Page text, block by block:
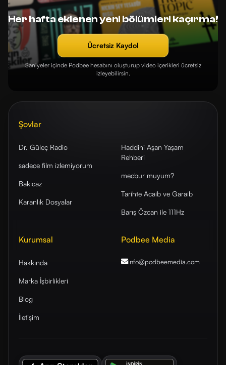
Her hafta eklenen yeni bölümleri kaçırma!
Ücretsiz Kaydol
Saniyeler içinde Podbee hesabını oluşturup video içerikleri ücretsiz
izleyebilirsin.
Şovlar
Dr. Güleç Radio
sadece film izlemiyorum
Bakıcaz
Karanlık Dosyalar
Haddini Aşan Yaşam
Rehberi
mecbur muyum?
Tarihte Acaib ve Garaib
Barış Özcan ile 111Hz
Kurumsal
Hakkında
Marka İşbirlikleri
Blog
İletişim
Podbee Media
info@podbeemedia.com